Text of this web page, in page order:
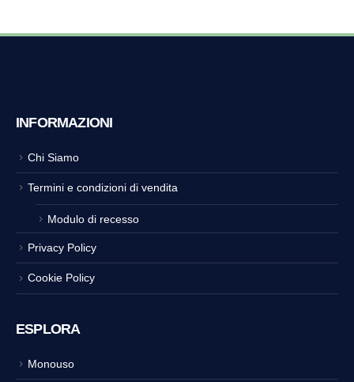
INFORMAZIONI
Chi Siamo
Termini e condizioni di vendita
Modulo di recesso
Privacy Policy
Cookie Policy
ESPLORA
Monouso